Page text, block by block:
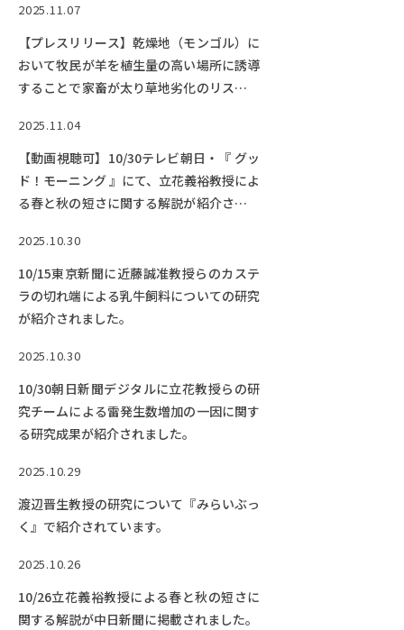
2025.11.07
【プレスリリース】乾燥地（モンゴル）に
おいて牧民が羊を植生量の高い場所に誘導
することで家畜が太り草地劣化のリスクが
2025.11.04
【動画視聴可】10/30テレビ朝日・『 グッ
ド！モーニング 』にて、立花義裕教授によ
る春と秋の短さに関する解説が紹介されま
2025.10.30
10/15東京新聞に近藤誠准教授らのカステ
ラの切れ端による乳牛飼料についての研究
が紹介されました。
2025.10.30
10/30朝日新聞デジタルに立花教授らの研
究チームによる雷発生数増加の一因に関す
る研究成果が紹介されました。
2025.10.29
渡辺晋生教授の研究について『みらいぶっ
く』で紹介されています。
2025.10.26
10/26立花義裕教授による春と秋の短さに
関する解説が中日新聞に掲載されました。